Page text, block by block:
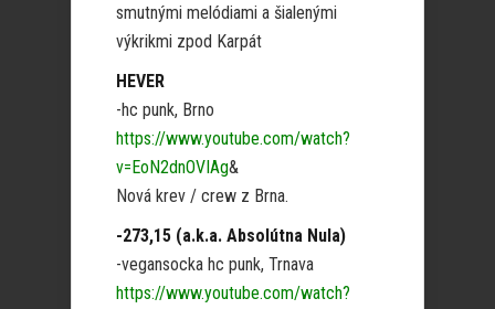
smutnými melódiami a šialenými
výkrikmi zpod Karpát
HEVER
-hc punk, Brno
https://www.youtube.com/watch?
v=EoN2dnOVIAg&
Nová krev / crew z Brna.
-273,15 (a.k.a. Absolútna Nula)
-vegansocka hc punk, Trnava
https://www.youtube.com/watch?